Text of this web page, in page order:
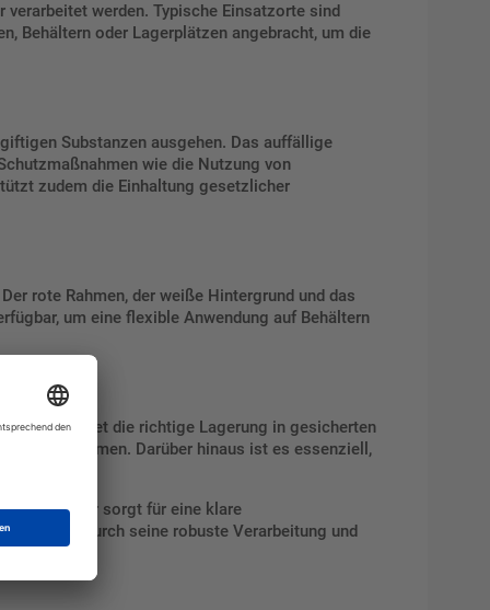
werden. Typische Einsatzorte sind
Behältern oder Lagerplätzen angebracht, um die
Substanzen ausgehen. Das auffällige
wie die Nutzung von
zudem die Einhaltung gesetzlicher
rote Rahmen, der weiße Hintergrund und das
um eine flexible Anwendung auf Behältern
beinhaltet die richtige Lagerung in gesicherten
Darüber hinaus ist es essenziell,
Er sorgt für eine klare
Durch seine robuste Verarbeitung und